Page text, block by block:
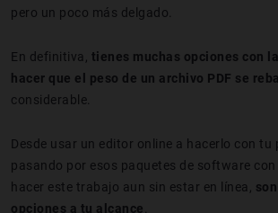
pero un poco más delgado.
En definitiva, tienes muchas opciones con
hacer que el peso de un archivo PDF se
considerable.
Desde usar un editor online a hacerlo con tu
pasando por esos paquetes de software con
hacer este trabajo aun sin estar en línea,
opciones a tu alcance